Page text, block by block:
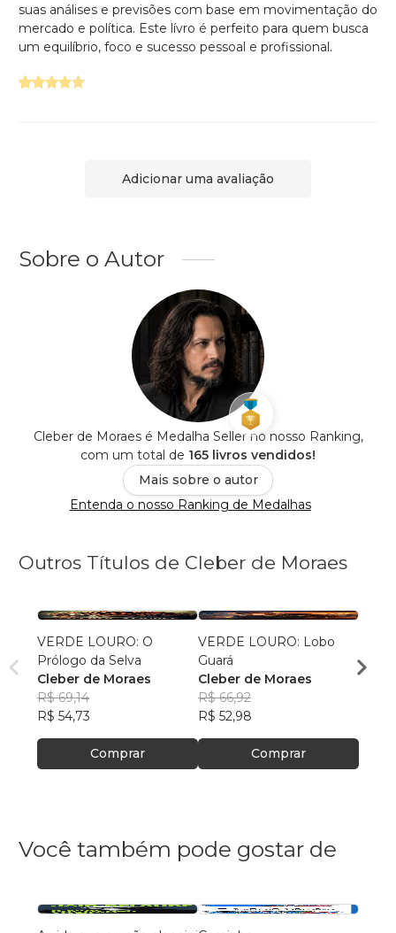
suas análises e previsões com base em movimentação do
mercado e política. Este lívro é perfeito para quem busca
um equilíbrio, foco e sucesso pessoal e profissional.
Adicionar uma avaliação
Sobre o Autor
Cleber de Moraes é Medalha Seller no nosso Ranking,
com um total de 165 livros vendidos!
Mais sobre o autor
Entenda o nosso Ranking de Medalhas
Outros Títulos de Cleber de Moraes
VERDE LOURO: O
Prólogo da Selva
Cleber de Moraes
R$ 69,14
R$ 54,73
Comprar
VERDE LOURO: Lobo
Guará
Cleber de Moraes
R$ 66,92
R$ 52,98
Comprar
Você também pode gostar de